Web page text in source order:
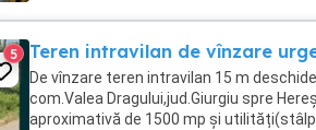
5 Teren intravilan de vînzare
De vînzare teren intravilan 15 m
com.Valea Dragului,jud.Giurgiu spre
aproximativă de 1500 mp și